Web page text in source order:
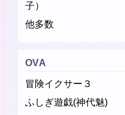
子）
他多数
OVA
冒険イクサー３
ふしぎ遊戯(神代魅)